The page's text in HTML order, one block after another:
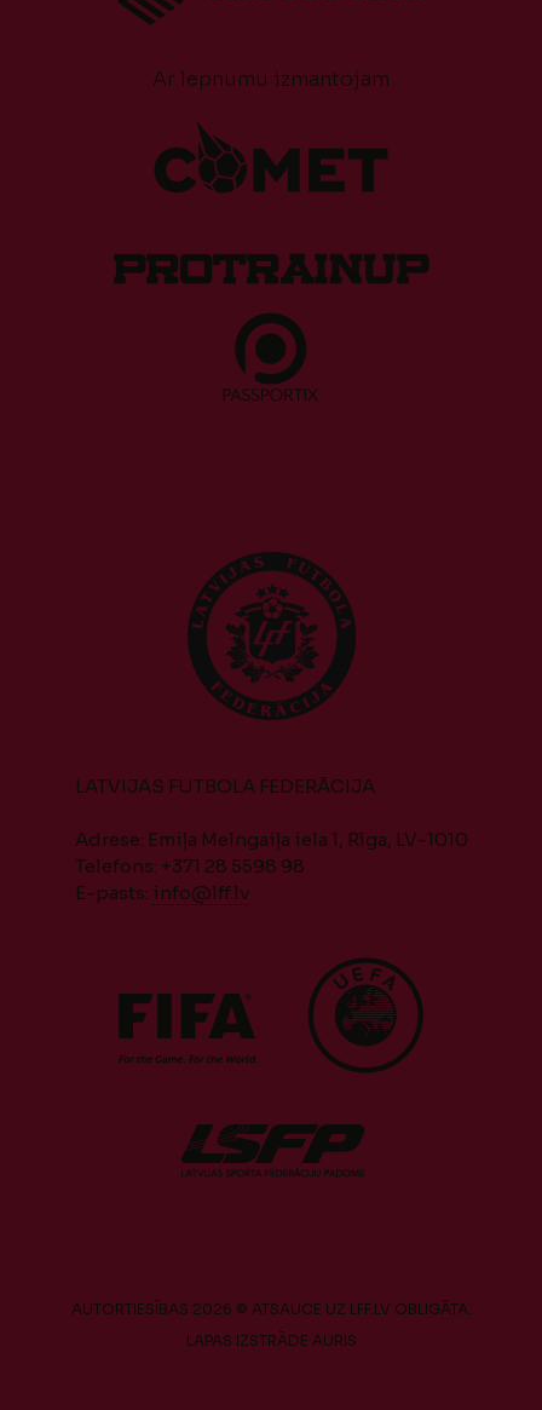
Ar lepnumu izmantojam
LATVIJAS FUTBOLA FEDERĀCIJA
Adrese: Emiļa Melngaiļa iela 1, Rīga, LV-1010
Telefons: +371 28 5598 98
E-pasts: info@lff.lv
AUTORTIESĪBAS 2026 © ATSAUCE UZ LFF.LV OBLIGĀTA.
LAPAS IZSTRĀDE AURIS